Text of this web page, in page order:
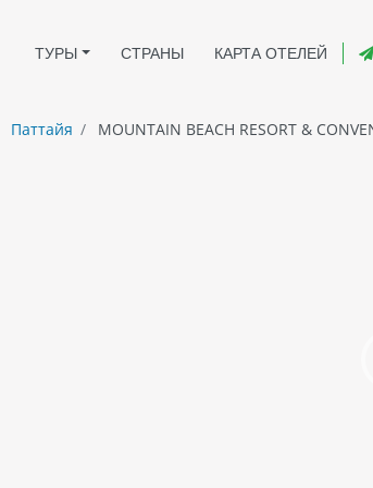
ТУРЫ СТРАНЫ КАРТА ОТЕЛЕЙ
Паттайя MOUNTAIN BEACH RESORT &